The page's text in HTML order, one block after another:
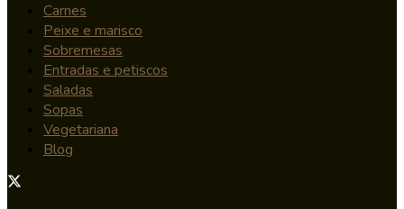
Carnes
Peixe e marisco
Sobremesas
Entradas e petiscos
Saladas
Sopas
Vegetariana
Blog